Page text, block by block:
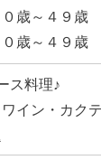
歳～４９歳
歳～４９歳
ス料理♪
イン・カク